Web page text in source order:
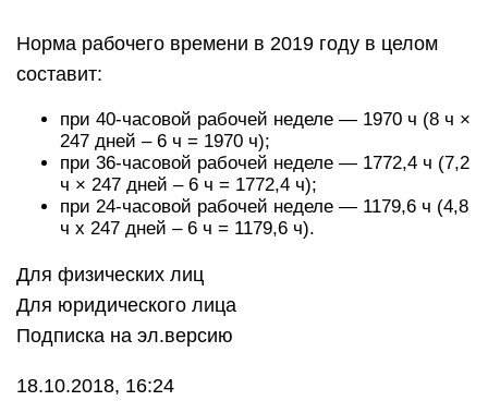
Норма рабочего времени в 2019 году в целом
составит:
при 40-часовой рабочей неделе — 1970 ч (8 ч ×
247 дней – 6 ч = 1970 ч);
при 36-часовой рабочей неделе — 1772,4 ч (7,2
ч × 247 дней – 6 ч = 1772,4 ч);
при 24-часовой рабочей неделе — 1179,6 ч (4,8
ч x 247 дней – 6 ч = 1179,6 ч).
Для физических лиц
Для юридического лица
Подписка на эл.версию
18.10.2018, 16:24